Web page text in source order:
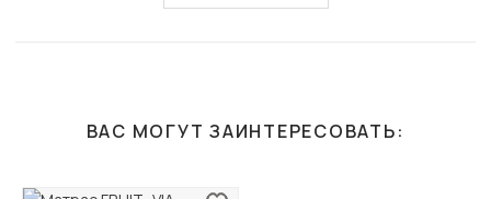
ВАС МОГУТ ЗАИНТЕРЕСОВАТЬ: